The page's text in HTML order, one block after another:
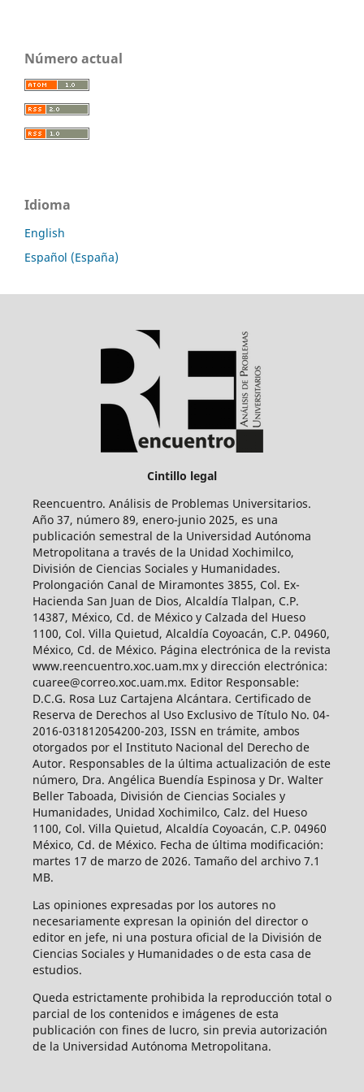
Número actual
Idioma
English
Español (España)
Cintillo legal
Reencuentro. Análisis de Problemas Universitarios.
Año 37, número 89, enero-junio 2025, es una
publicación semestral de la Universidad Autónoma
Metropolitana a través de la Unidad Xochimilco,
División de Ciencias Sociales y Humanidades.
Prolongación Canal de Miramontes 3855, Col. Ex-
Hacienda San Juan de Dios, Alcaldía Tlalpan, C.P.
14387, México, Cd. de México y Calzada del Hueso
1100, Col. Villa Quietud, Alcaldía Coyoacán, C.P. 04960,
México, Cd. de México. Página electrónica de la revista
www.reencuentro.xoc.uam.mx y dirección electrónica:
cuaree@correo.xoc.uam.mx. Editor Responsable:
D.C.G. Rosa Luz Cartajena Alcántara. Certificado de
Reserva de Derechos al Uso Exclusivo de Título No. 04-
2016-031812054200-203, ISSN en trámite, ambos
otorgados por el Instituto Nacional del Derecho de
Autor. Responsables de la última actualización de este
número, Dra. Angélica Buendía Espinosa y Dr. Walter
Beller Taboada, División de Ciencias Sociales y
Humanidades, Unidad Xochimilco, Calz. del Hueso
1100, Col. Villa Quietud, Alcaldía Coyoacán, C.P. 04960
México, Cd. de México. Fecha de última modificación:
martes 17 de marzo de 2026. Tamaño del archivo 7.1
MB.
Las opiniones expresadas por los autores no
necesariamente expresan la opinión del director o
editor en jefe, ni una postura oficial de la División de
Ciencias Sociales y Humanidades o de esta casa de
estudios.
Queda estrictamente prohibida la reproducción total o
parcial de los contenidos e imágenes de esta
publicación con fines de lucro, sin previa autorización
de la Universidad Autónoma Metropolitana.